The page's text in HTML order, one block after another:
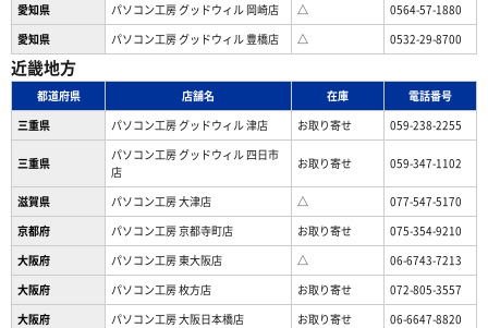
愛知県
パソコン工房 グッドウィル 岡崎店 △
0564-57-1880
愛知県
パソコン工房 グッドウィル 豊橋店 △ 0532-29-8700
近畿地方
都道府県 店舗名 在庫
電話番号
三重県
パソコン工房 グッドウィル 津店 お取り寄せ 059-238-2255
三重県
パソコン工房 グッドウィル 四日市
店
お取り寄せ 059-347-1102
滋賀県 パソコン工房 大津店 △
077-547-5170
京都府
パソコン工房 京都寺町店 お取り寄せ
075-354-9210
大阪府
パソコン工房 東大阪店 △
06-6743-7213
大阪府
パソコン工房 枚方店 お取り寄せ
072-805-3557
大阪府
パソコン工房 大阪日本橋店 お取り寄せ
06-6647-8820